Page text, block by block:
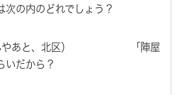
次の内のどれでしょう？
んやあと、北区） 「陣屋
いだから？